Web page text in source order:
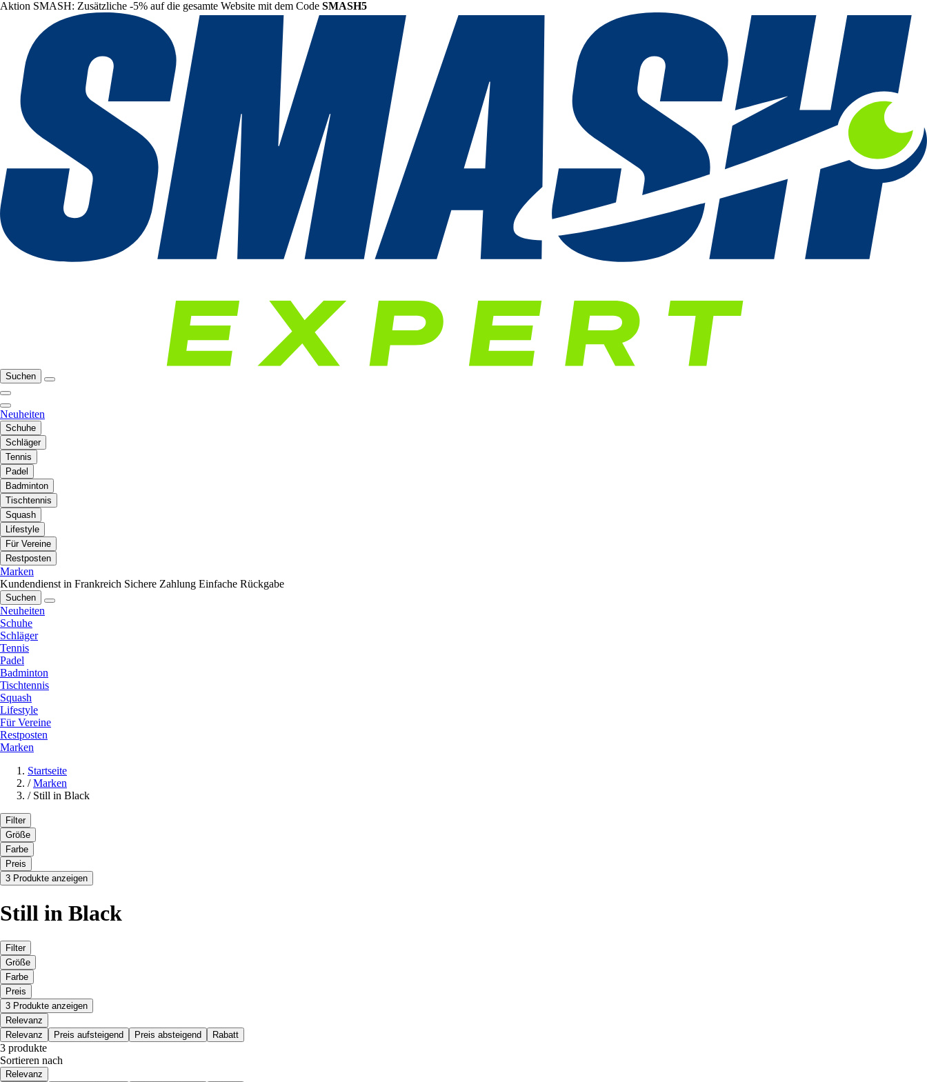
Aktion SMASH: Zusätzliche -5% auf die gesamte Website mit dem Code SMASH5
Suchen
Neuheiten
Schuhe
Schläger
Tennis
Padel
Badminton
Tischtennis
Squash
Lifestyle
Für Vereine
Restposten
Marken
Kundendienst in Frankreich Sichere Zahlung Einfache Rückgabe
Suchen
Neuheiten
Schuhe
Schläger
Tennis
Padel
Badminton
Tischtennis
Squash
Lifestyle
Für Vereine
Restposten
Marken
Startseite
/ Marken
/ Still in Black
Filter
Größe
Farbe
Preis
3 Produkte anzeigen
Still in Black
Filter
Größe
Farbe
Preis
3 Produkte anzeigen
Relevanz
Relevanz
Preis aufsteigend Preis absteigend Rabatt
3 produkte
Sortieren nach
Relevanz